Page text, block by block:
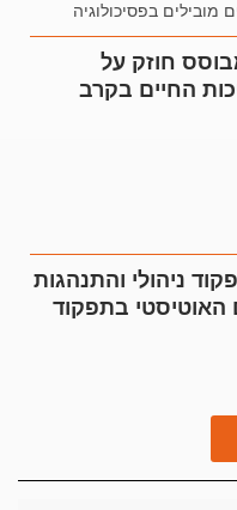
מובילים בפסיכולוגיה
חוזק על
החיים בקרב
ניהולי והתנהגות
בתפקוד